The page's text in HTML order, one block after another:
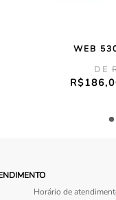
WEB
R$186,
Horário de